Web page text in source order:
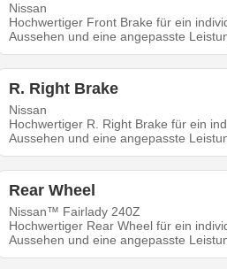
Nissan
Hochwertiger Front Brake für ein
Aussehen und eine angepasste
R. Right Brake
Nissan
Hochwertiger R. Right Brake für ein
Aussehen und eine angepasste
Rear Wheel
Nissan™ Fairlady 240Z
Hochwertiger Rear Wheel für ein
Aussehen und eine angepasste